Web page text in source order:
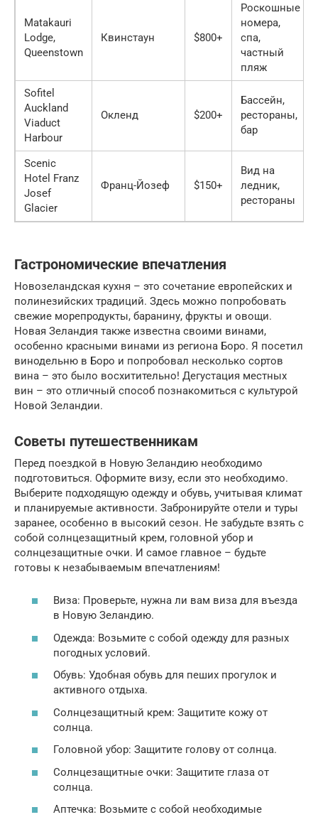
Matakauri
Lodge,
Queenstown
Квинстаун $800+
Роскошные
номера,
спа,
частный
пляж
Sofitel
Auckland
Viaduct
Harbour
Окленд $200+
Бассейн,
рестораны,
бар
Scenic
Hotel Franz
Josef
Glacier
Франц-Йозеф $150+
Вид на
ледник,
рестораны
Гастрономические впечатления
Новозеландская кухня – это сочетание европейских и
полинезийских традиций. Здесь можно попробовать
свежие морепродукты, баранину, фрукты и овощи.
Новая Зеландия также известна своими винами,
особенно красными винами из региона Боро. Я посетил
винодельню в Боро и попробовал несколько сортов
вина – это было восхитительно! Дегустация местных
вин – это отличный способ познакомиться с культурой
Новой Зеландии.
Советы путешественникам
Перед поездкой в Новую Зеландию необходимо
подготовиться. Оформите визу, если это необходимо.
Выберите подходящую одежду и обувь, учитывая климат
и планируемые активности. Забронируйте отели и туры
заранее, особенно в высокий сезон. Не забудьте взять с
собой солнцезащитный крем, головной убор и
солнцезащитные очки. И самое главное – будьте
готовы к незабываемым впечатлениям!
Виза: Проверьте, нужна ли вам виза для въезда
в Новую Зеландию.
Одежда: Возьмите с собой одежду для разных
погодных условий.
Обувь: Удобная обувь для пеших прогулок и
активного отдыха.
Солнцезащитный крем: Защитите кожу от
солнца.
Головной убор: Защитите голову от солнца.
Солнцезащитные очки: Защитите глаза от
солнца.
Аптечка: Возьмите с собой необходимые